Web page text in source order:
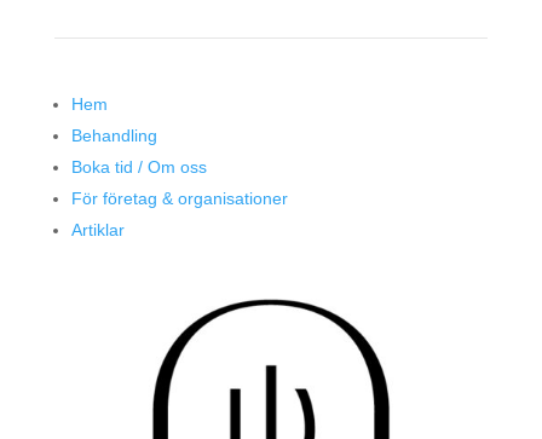
Hem
Behandling
Boka tid / Om oss
För företag & organisationer
Artiklar